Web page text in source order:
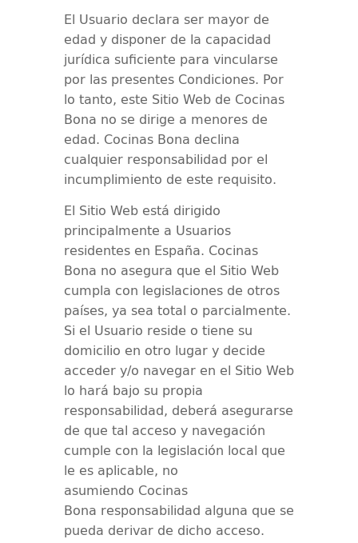
El Usuario declara ser mayor de
edad y disponer de la capacidad
jurídica suficiente para vincularse
por las presentes Condiciones. Por
lo tanto, este Sitio Web de Cocinas
Bona no se dirige a menores de
edad. Cocinas Bona declina
cualquier responsabilidad por el
incumplimiento de este requisito.
El Sitio Web está dirigido
principalmente a Usuarios
residentes en España. Cocinas
Bona no asegura que el Sitio Web
cumpla con legislaciones de otros
países, ya sea total o parcialmente.
Si el Usuario reside o tiene su
domicilio en otro lugar y decide
acceder y/o navegar en el Sitio Web
lo hará bajo su propia
responsabilidad, deberá asegurarse
de que tal acceso y navegación
cumple con la legislación local que
le es aplicable, no
asumiendo Cocinas
Bona responsabilidad alguna que se
pueda derivar de dicho acceso.